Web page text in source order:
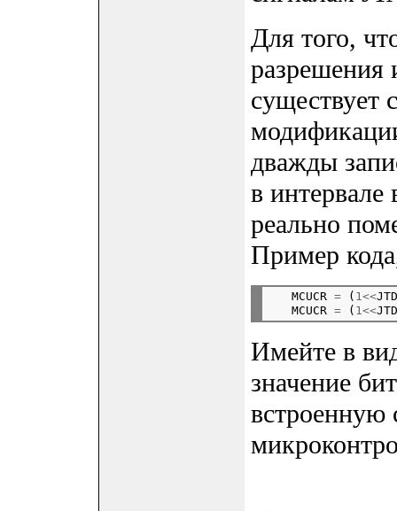
Для того,
разрешения
существует
дважды
в интервале
реально
Пример
   MCUCR
= ( 1<<
   MCUCR
= ( 1<<
Имейте в
значение
встроенную